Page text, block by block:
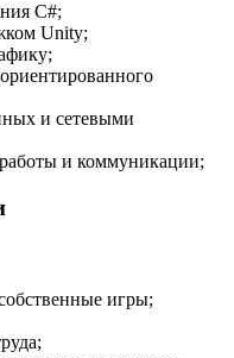
C#;
Unity;
и сетевыми
и коммуникации;
игры;